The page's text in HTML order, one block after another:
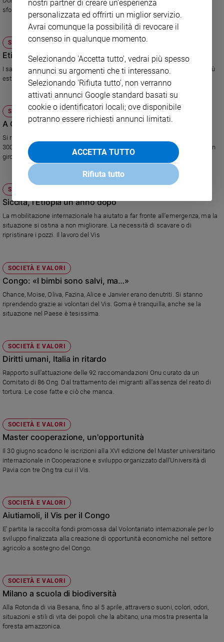
sfollati in fuga dalla violenza.
SOCIETÀ E VALORI
Etiopia, oltre ogni confine
I salesiani e il Vis, in Etiopia, operano nelle situazioni di emarginazione più
estrema. Dove nessun altro arriva. Nel nome di don Bosco.
SOCIETÀ E VALORI
A Gardaland il divertimento si fa solidale
Si rinnova la collaborazione tra il parco divertimenti e il Vis: il ricavato dei
300 biglietti di ingresso donati andrà a sostegno di uno dei tanti progetti in
giro per il Mondo
SOCIETÀ E VALORI
Siccità, l'Etiopia un anno dopo
La mobilitazione internazionale ha aiutato a far fronte all'emergenza, ma la
situazione si ostina a non migliorare. La necessità di scavare o di
ripristinare i pozzi. Il lavoro del Vis
SOCIETÀ E VALORI
Congo: «I bimbi sono salvi, ma…»
Chance, Moise, Oliva, Fazina, Alice e Janvier erano denutriti. Si stanno
riprendendo grazie ai volontari del Vis. Goma è tranquilla, anche se la
situazione nel Paese è tesissima.
SOCIETÀ E VALORI
Diritti umani, Italia in ritardo
Rapporto sull'attuazione delle 92 raccomandazioni Onu curato da un
Comitato di 86 Ong. Dal trattamento dei migranti all'assenza del reato di
tortura. Le cose fatte e ciò che manca.
SOCIETÀ E VALORI
Master cooperazione, un'opportunità
Il 30 giugno scadono le iscrizioni alla XVI edizione del Master universitario
internazionale in Cooperazione e sviluppo organizzato dall’Università di
Pavia con tre Ong tra cui il Vis.
SOCIETÀ E VALORI
Aiutiamoli, il Vis per il Congo
E' partita la raccolta fondi promossa dal Volontariato internazionale per lo
sviluppo finalizzata alla creazione di opportunità economiche nel settore
agricolo a sostegno del Congo.
SOCIETÀ E VALORI
Milano a scuola di biodiversità
Alla Rotonda di via Besana, fino al 5 aprile, attraverso suoni, colori, odori,
situazioni e stili di vita dei popoli che la abitano, una mostra presenta la
foresta amazzonica.
nostri partner di creare un'esperienza
personalizzata ed offrirti un miglior servizio.
Avrai comunque la possibilità di revocare il
consenso in qualunque momento.
Selezionando 'Accetta tutto', vedrai più spesso
annunci su argomenti che ti interessano.
Selezionando 'Rifiuta tutto', non verranno
attivati annunci Google standard basati su
cookie o identificatori locali; ove disponibile
potranno essere richiesti annunci limitati.
ACCETTA TUTTO
Rifiuta tutto